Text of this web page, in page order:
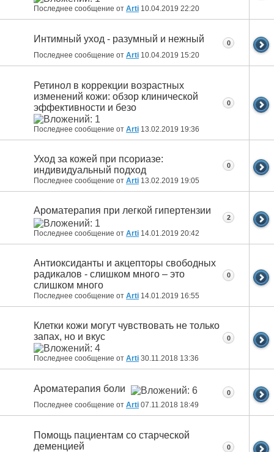
Последнее сообщение от Arti 10.04.2019 22:20
Интимный уход - разумный и нежный
Последнее сообщение от Arti 10.04.2019 15:20
0
Ретинол в коррекции возрастных
изменений кожи: обзор клинической
эффективности и безо
Последнее сообщение от Arti 13.02.2019 19:36
0
Уход за кожей при псориазе:
индивидуальный подход
Последнее сообщение от Arti 13.02.2019 19:05
0
Ароматерапия при легкой гипертензии
Последнее сообщение от Arti 14.01.2019 20:42
2
Антиоксиданты и акцепторы свободных
радикалов - слишком много – это
слишком много
Последнее сообщение от Arti 14.01.2019 16:55
0
Клетки кожи могут чувствовать не только
запах, но и вкус
Последнее сообщение от Arti 30.11.2018 13:36
0
Ароматерапия боли
Последнее сообщение от Arti 07.11.2018 18:49
0
Помощь пациентам со старческой
деменцией
0